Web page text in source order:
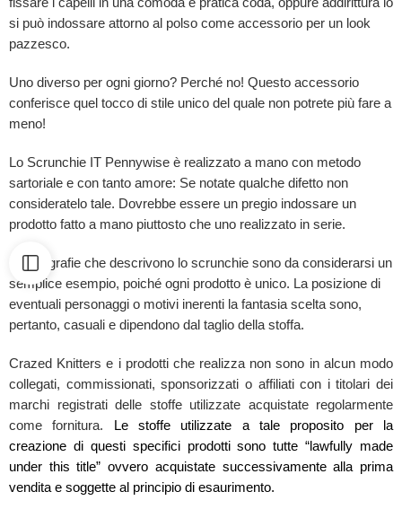
si può indossare attorno al polso come accessorio per un look
pazzesco.
Uno diverso per ogni giorno? Perché no! Questo accessorio
conferisce quel tocco di stile unico del quale non potrete più fare a
meno!
Lo Scrunchie IT Pennywise è realizzato a mano con metodo
sartoriale e con tanto amore: Se notate qualche difetto non
consideratelo tale. Dovrebbe essere un pregio indossare un
prodotto fatto a mano piuttosto che uno realizzato in serie.
Le fotografie che descrivono lo scrunchie sono da considerarsi un
semplice esempio, poiché ogni prodotto è unico. La posizione di
eventuali personaggi o motivi inerenti la fantasia scelta sono,
pertanto, casuali e dipendono dal taglio della stoffa.
Crazed Knitters e i prodotti che realizza non sono in alcun modo
collegati, commissionati, sponsorizzati o affiliati con i titolari dei
marchi registrati delle stoffe utilizzate acquistate regolarmente
come fornitura.
Le stoffe utilizzate a tale proposito per la
creazione di questi specifici prodotti sono tutte “lawfully made
under this title” ovvero acquistate successivamente alla prima
vendita e soggette al principio di esaurimento.